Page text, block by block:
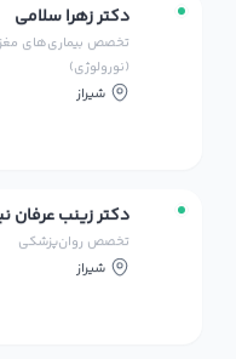
دکتر زهرا سلامی
تخصص بیماری‌های
(نورولوژی)
شیراز
دکتر زینب عرفان
تخصص روان‌پزشکی
شیراز